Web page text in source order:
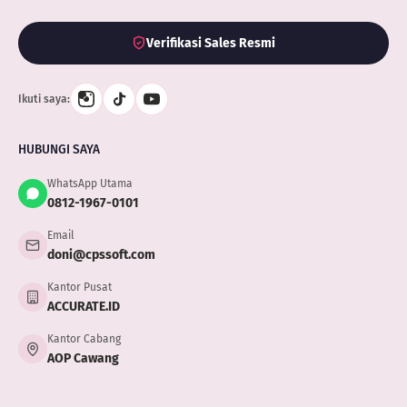
Verifikasi Sales Resmi
Ikuti saya:
HUBUNGI SAYA
WhatsApp Utama
0812-1967-0101
Email
doni@cpssoft.com
Kantor Pusat
ACCURATE.ID
Kantor Cabang
AOP Cawang